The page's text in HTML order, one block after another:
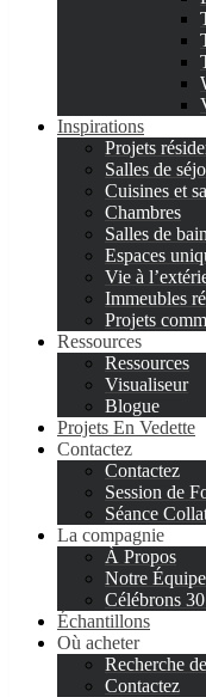
Inspirations
Projets
Salles de
Cuisines et
Chambres
Salles de bain
Espaces
Vie à
Immeubles
Projets
Ressources
Ressources
Visualiseur
Blogue
Projets En Vedette
Contactez
Contactez
Session de
Séance
La compagnie
À Propos
Notre Équipe
Célébrons
Échantillons
Où acheter
Recherche
Contactez